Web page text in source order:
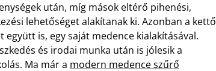
után, míg mások eltérő pihenési,
lehetőséget alakítanak ki. Azonban a kettő
együtt is, egy saját medence kialakításával.
és irodai munka után is jólesik a
Ma már a modern medence szűrő